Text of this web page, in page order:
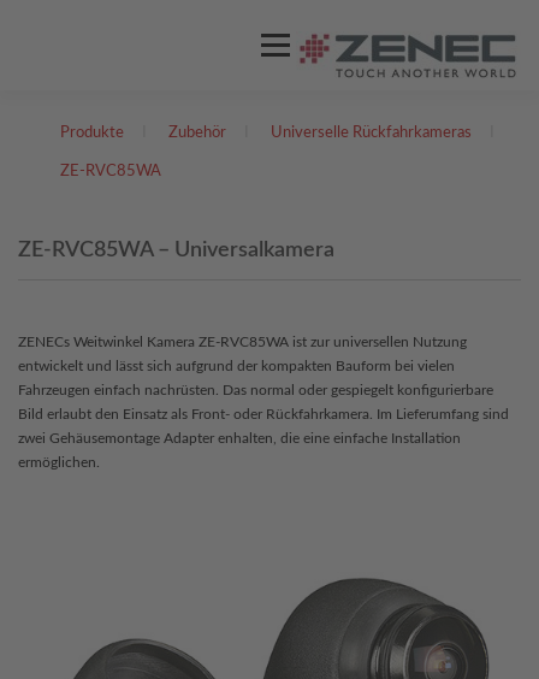
Menü
ZENEC PRODUKTE VIDEOS
Englisch
Produkte Zubehör Universelle Rückfahrkameras
ZE-RVC85WA
ZE-RVC85WA – Universalkamera
ZENECs Weitwinkel Kamera ZE-RVC85WA ist zur universellen Nutzung
entwickelt und lässt sich aufgrund der kompakten Bauform bei vielen
Fahrzeugen einfach nachrüsten. Das normal oder gespiegelt konfigurierbare
Bild erlaubt den Einsatz als Front- oder Rückfahrkamera. Im Lieferumfang sind
zwei Gehäusemontage Adapter enhalten, die eine einfache Installation
ermöglichen.